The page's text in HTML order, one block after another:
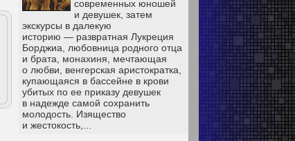
современных юношей
и девушек, затем
экскурсы в далекую
историю — развратная Лукреция
Борджиа, любовница родного отца
и брата, монахиня, мечтающая
о любви, венгерская аристократка,
купающаяся в бассейне в крови
убитых по ее приказу девушек
в надежде самой сохранить
молодость. Изящество
и жестокость,...